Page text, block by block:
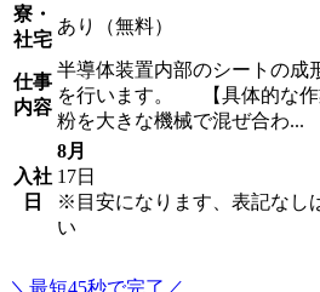
寮・
社宅
あり（無料）
仕事
内容
半導体装置内部のシートの成
を行います。 【具体的な
粉を大きな機械で混ぜ合わ...
入社
日
8月
17日
※目安になります、表記なし
い
＼最短45秒で完了／